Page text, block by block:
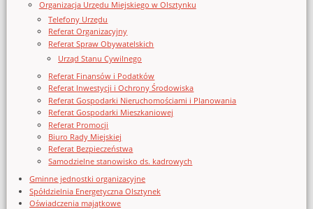
Organizacja Urzędu Miejskiego w Olsztynku
Telefony Urzędu
Referat Organizacyjny
Referat Spraw Obywatelskich
Urząd Stanu Cywilnego
Referat Finansów i Podatków
Referat Inwestycji i Ochrony Środowiska
Referat Gospodarki Nieruchomościami i Planowania
Referat Gospodarki Mieszkaniowej
Referat Promocji
Biuro Rady Miejskiej
Referat Bezpieczeństwa
Samodzielne stanowisko ds. kadrowych
Gminne jednostki organizacyjne
Spółdzielnia Energetyczna Olsztynek
Oświadczenia majątkowe